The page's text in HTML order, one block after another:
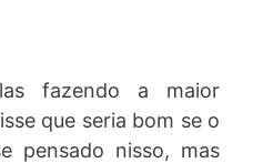
fazendo a maior
que seria bom se o
pensado nisso, mas